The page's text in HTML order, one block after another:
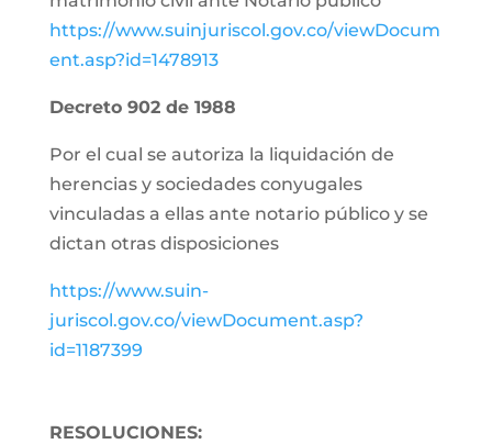
https://www.suinjuriscol.gov.co/viewDocum
ent.asp?id=1478913
Decreto 902 de 1988
Por el cual se autoriza la liquidación de
herencias y sociedades conyugales
vinculadas a ellas ante notario público y se
dictan otras disposiciones
https://www.suin-
juriscol.gov.co/viewDocument.asp?
id=1187399
RESOLUCIONES: